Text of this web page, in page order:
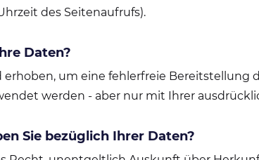
des Seitenaufrufs).
Daten?
erhoben, um eine fehlerfreie
werden - aber nur mit Ihrer
Sie bezüglich Ihrer Daten?